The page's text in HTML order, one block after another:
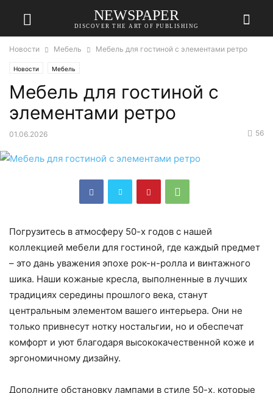
NEWSPAPER
DISCOVER THE ART OF PUBLISHING
Новости Мебель Мебель для гостиной с элементами ретро
Новости Мебель
Мебель для гостиной с
элементами ретро
01.06.2026 56
Погрузитесь в атмосферу 50-х годов с нашей
коллекцией мебели для гостиной, где каждый предмет
– это дань уважения эпохе рок-н-ролла и винтажного
шика. Наши кожаные кресла, выполненные в лучших
традициях середины прошлого века, станут
центральным элементом вашего интерьера. Они не
только привнесут нотку ностальгии, но и обеспечат
комфорт и уют благодаря высококачественной коже и
эргономичному дизайну.
Дополните обстановку лампами в стиле 50-х, которые